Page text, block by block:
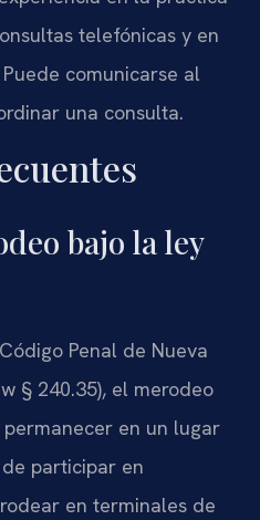
telefónicas y en
comunicarse al
una consulta.
bajo la ley
Penal de Nueva
§ 240.35), el merodeo
en un lugar
participar en
en terminales de